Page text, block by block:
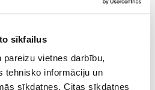
sīkfailus
pareizu vietnes darbību,
tehnisko informāciju un
sīkdatnes. Citas sīkdatnes
Pievienot